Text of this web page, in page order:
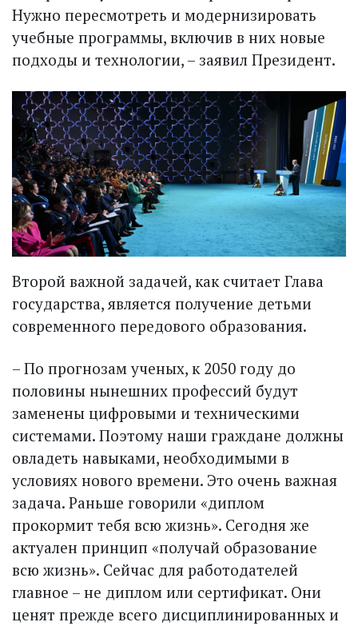
Нужно пересмотреть и модернизировать
учебные программы, включив в них новые
подходы и технологии, – заявил Президент.
Второй важной задачей, как считает Глава
государства, является получение детьми
современного передового образования.
– По прогнозам ученых, к 2050 году до
половины нынешних профессий будут
заменены цифровыми и техническими
системами. Поэтому наши граждане должны
овладеть навыками, необходимыми в
условиях нового времени. Это очень важная
задача. Раньше говорили «диплом
прокормит тебя всю жизнь». Сегодня же
актуален принцип «получай образование
всю жизнь». Сейчас для работодателей
главное – не диплом или сертификат. Они
ценят прежде всего дисциплинированных и